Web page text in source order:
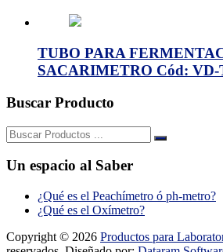
TUBO PARA
SACARIMETRO Cód: VD-
Buscar Producto
Buscar:
Un espacio al Saber
¿Qué es el Peachímetro ó ph-metro?
¿Qué es el Oxímetro?
Copyright © 2026 Productos para